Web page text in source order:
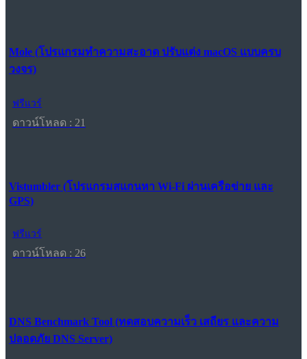
Mole (โปรแกรมทำความสะอาด ปรับแต่ง macOS แบบครบ
วงจร)
ฟรีแวร์
ดาวน์โหลด : 21
Vistumbler (โปรแกรมสแกนหา Wi-Fi ผ่านเครือข่าย และ
GPS)
ฟรีแวร์
ดาวน์โหลด : 26
DNS Benchmark Tool (ทดสอบความเร็ว เสถียร และความ
ปลอดภัย DNS Server)